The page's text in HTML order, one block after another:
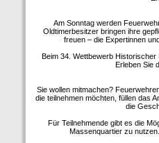
Am Sonntag werden
Oldtimerbesitzer bringen ihre
freuen – die Expertinnen
Beim 34. Wettbewerb
Erleben Sie
Sie wollen mitmachen?
die teilnehmen möchten, füllen das
die
Für Teilnehmende gibt es die
Massenquartier zu